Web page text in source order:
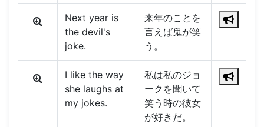
Next year is
the devil's
joke.
来年のことを
言えば鬼が笑
う。
I like the way
she laughs at
my jokes.
私は私のジョ
ークを聞いて
笑う時の彼女
が好きだ。